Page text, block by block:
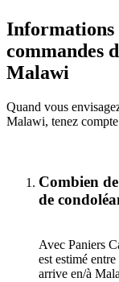
Informations
commandes
Malawi
Quand vous
Malawi, tenez
Combien
de
Avec Paniers
est estimé
arrive en/à